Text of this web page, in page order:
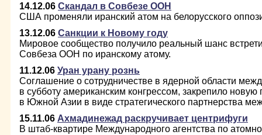
14.12.06 Скандал в Совбезе ООН
США променяли иранский атом на белорусского
13.12.06 Санкции к Новому году
Мировое сообщество получило реальный шанс
Совбеза ООН по иранскому атому.
11.12.06 Уран урану рознь
Соглашение о сотрудничестве в ядерной области
в субботу американским конгрессом, закрепило новую
в Южной Азии в виде стратегического партнерства
15.11.06 Ахмадинежад раскручивает центрифуги
В штаб-квартире Международного агентства по